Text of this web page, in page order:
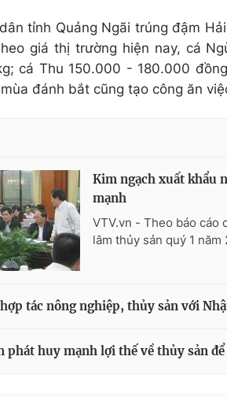
tỉnh Quảng Ngãi trúng đậm
giá thị trường hiện nay, cá
cá Thu 150.000 - 180.000
đánh bắt cũng tạo công ăn
Kim ngạch xuất khẩu
mạnh
VTV.vn - Theo báo cáo
lâm thủy sản quý 1
tác nông nghiệp, thủy sản với
phát huy mạnh lợi thế về thủy sản